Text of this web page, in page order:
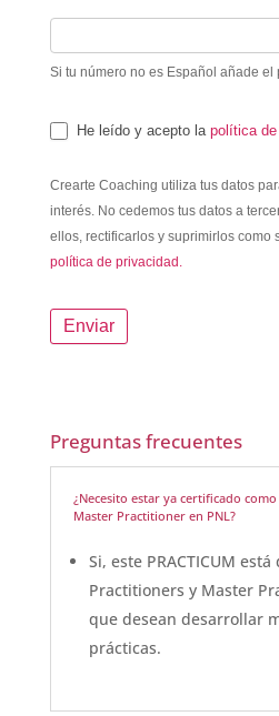
Si tu número no es Español añade
He leído y acepto la política
Crearte Coaching utiliza tus datos
interés. No cedemos tus datos a
ellos, rectificarlos y suprimirlos como
política de privacidad.
Enviar
Preguntas frecuentes
¿Necesito estar ya certificado
Master Practitioner en PNL?
Si, este PRACTICUM
Practitioners y Master
que desean desarrollar
prácticas.